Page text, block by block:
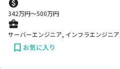
342万円〜500万円
サーバーエンジニア, インフラエンジニ
お気に入り